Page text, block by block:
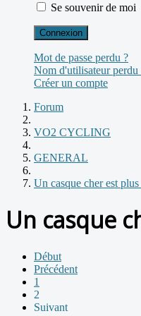
Se souvenir de moi
Connexion
Mot de passe perdu ?
Nom d'utilisateur perdu
Créer un compte
Forum
VO2 CYCLING
GENERAL
Un casque cher est
Un casque
Début
Précédent
1
2
Suivant